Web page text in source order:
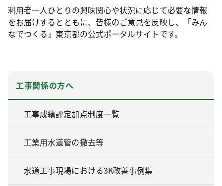
利用者一人ひとりの興味関心や状況に応じて必要な情報
をお届けするとともに、皆様のご意見を反映し、「みん
なでつくる」東京都の公式ポータルサイトです。
工事関係の方へ
工事成績評定加点制度一覧
工業用水道管の撤去等
水道工事現場における3K改善事例集